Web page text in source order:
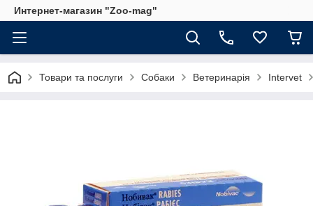
Интернет-магазин "Zoo-mag"
Товари та послуги Собаки Ветеринарія Intervet